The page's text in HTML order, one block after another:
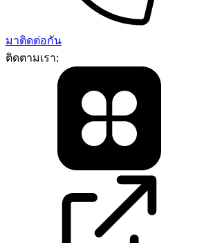
มาติดต่อกัน
ติดตามเรา: